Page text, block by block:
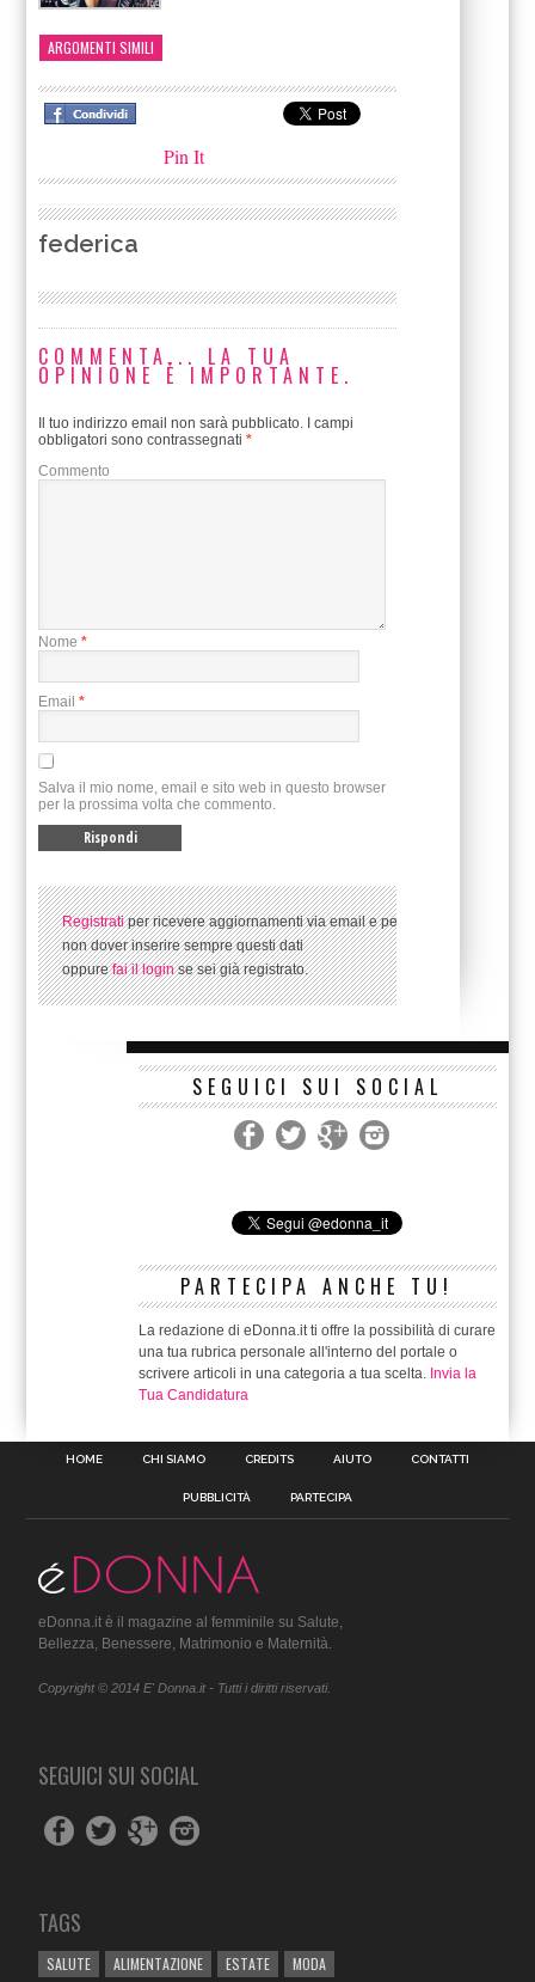
ARGOMENTI SIMILI
Pin It
federica
COMMENTA... LA TUA
OPINIONE È IMPORTANTE.
Il tuo indirizzo email non sarà pubblicato. I campi
obbligatori sono contrassegnati*
Commento
Nome *
Email *
Salva il mio nome, email e sito web in questo browser
per la prossima volta che commento.
Registratiper ricevere aggiornamenti via email e per
non dover inserire sempre questi dati
oppurefai il loginse sei già registrato.
SEGUICI SUI SOCIAL
PARTECIPA ANCHE TU!
La redazione di eDonna.it ti offre la possibilità di curare
una tua rubrica personale all'interno del portale o
scrivere articoli in una categoria a tua scelta. Invia la
Tua Candidatura
HOME CHI SIAMO CREDITS AIUTO CONTATTI
PUBBLICITÀ PARTECIPA
eDonna.it è il magazine al femminile su Salute,
Bellezza, Benessere, Matrimonio e Maternità.
Copyright © 2014 E' Donna.it - Tutti i diritti riservati.
SEGUICI SUI SOCIAL
TAGS
SALUTE ALIMENTAZIONE ESTATE MODA